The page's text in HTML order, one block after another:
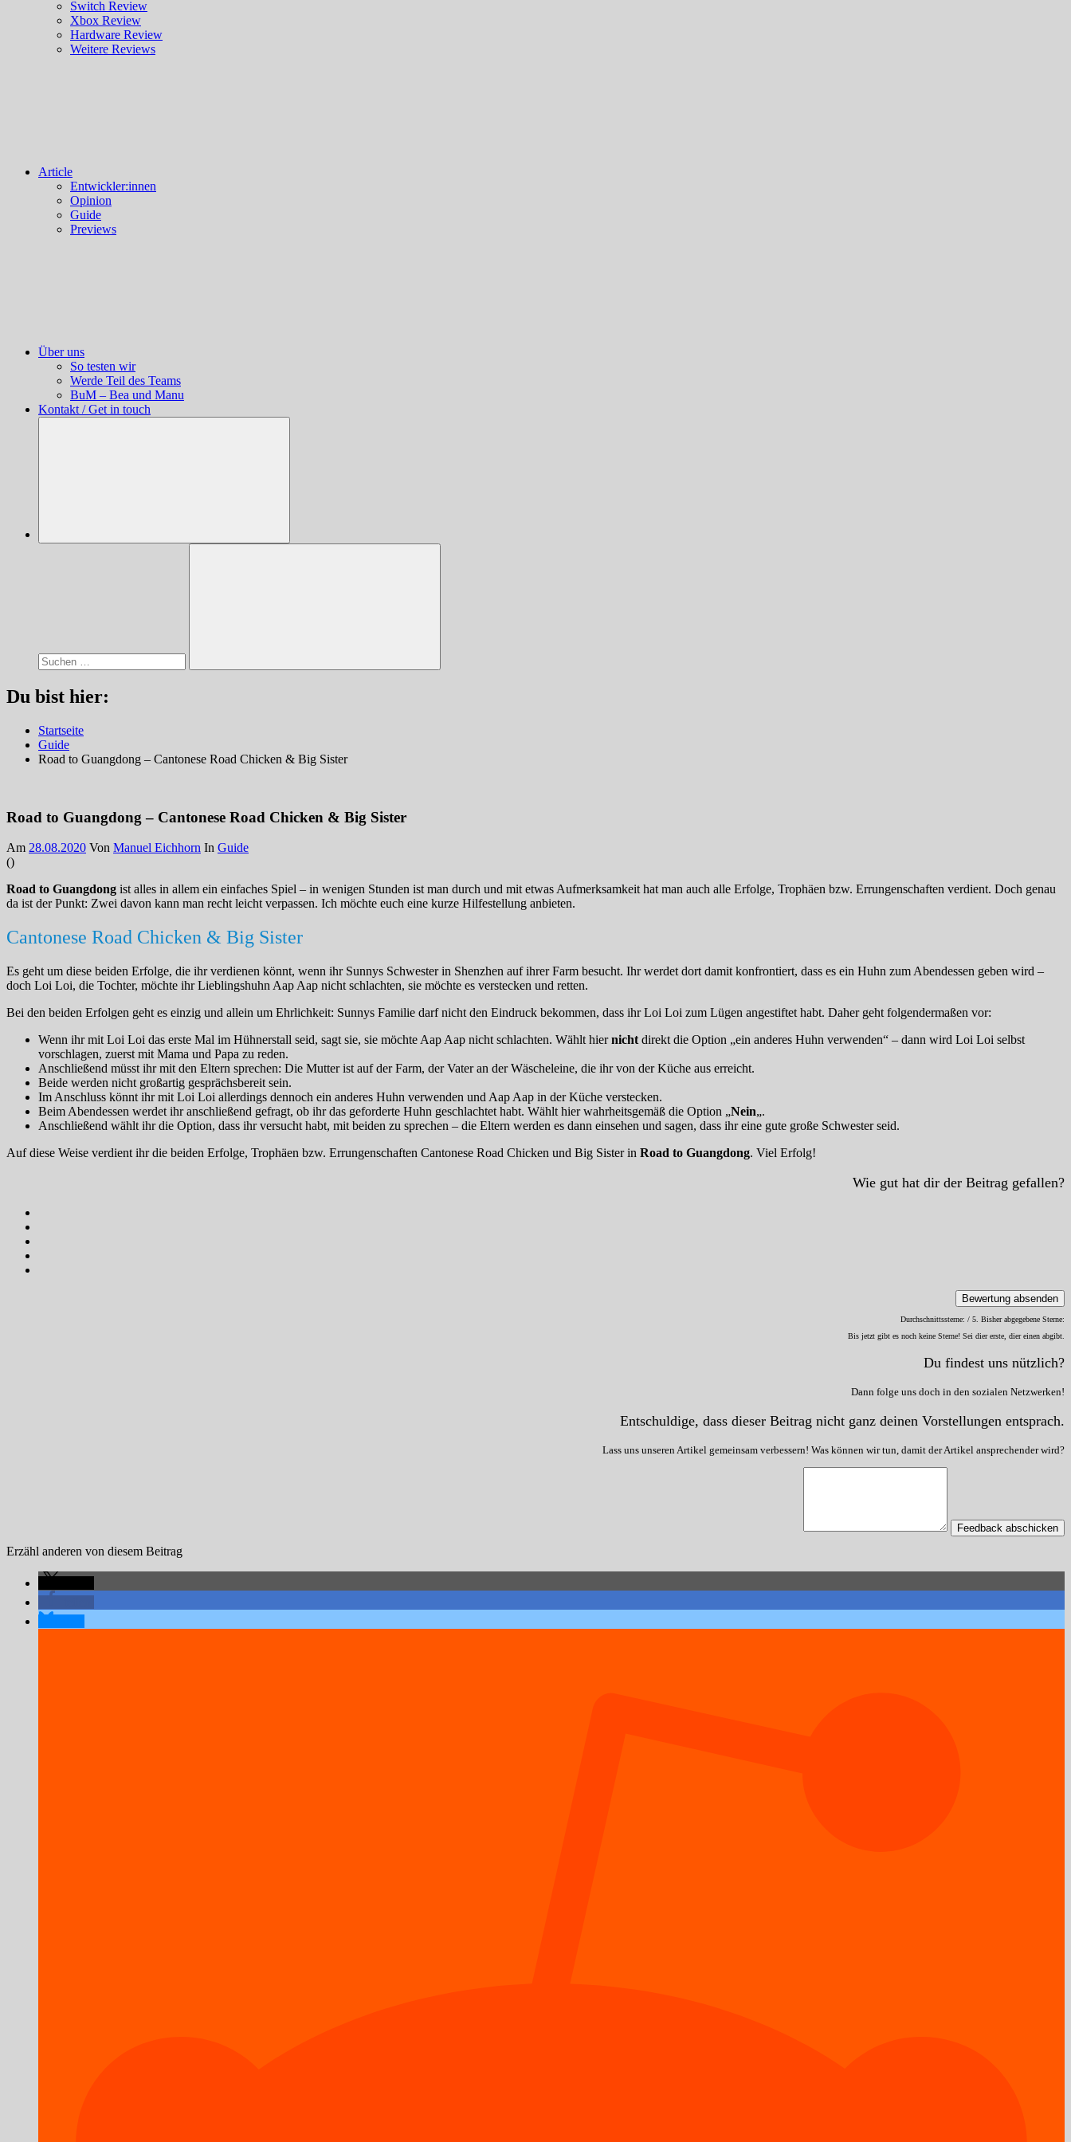
Switch Review
Xbox Review
Hardware Review
Weitere Reviews
Article
Entwickler:innen
Opinion
Guide
Previews
Über uns
So testen wir
Werde Teil des Teams
BuM – Bea und Manu
Kontakt / Get in touch
Suchen
Du bist hier:
Startseite
Guide
Road to Guangdong – Cantonese Road Chicken & Big Sister
Road to Guangdong – Cantonese Road Chicken & Big Sister
Am 28.08.2020 Von Manuel Eichhorn In Guide
()
Road to Guangdong ist alles in allem ein einfaches Spiel – in wenigen Stunden ist man durch und mit etwas Aufmerksamkeit hat man auch alle Erfolge, Trophäen bzw. Errungenschaften verdient. Doch genau
da ist der Punkt: Zwei davon kann man recht leicht verpassen. Ich möchte euch eine kurze Hilfestellung anbieten.
Cantonese Road Chicken & Big Sister
Es geht um diese beiden Erfolge, die ihr verdienen könnt, wenn ihr Sunnys Schwester in Shenzhen auf ihrer Farm besucht. Ihr werdet dort damit konfrontiert, dass es ein Huhn zum Abendessen geben wird –
doch Loi Loi, die Tochter, möchte ihr Lieblingshuhn Aap Aap nicht schlachten, sie möchte es verstecken und retten.
Bei den beiden Erfolgen geht es einzig und allein um Ehrlichkeit: Sunnys Familie darf nicht den Eindruck bekommen, dass ihr Loi Loi zum Lügen angestiftet habt. Daher geht folgendermaßen vor:
Wenn ihr mit Loi Loi das erste Mal im Hühnerstall seid, sagt sie, sie möchte Aap Aap nicht schlachten. Wählt hiernicht direkt die Option „ein anderes Huhn verwenden“ – dann wird Loi Loi selbst
vorschlagen, zuerst mit Mama und Papa zu reden.
Anschließend müsst ihr mit den Eltern sprechen: Die Mutter ist auf der Farm, der Vater an der Wäscheleine, die ihr von der Küche aus erreicht.
Beide werden nicht großartig gesprächsbereit sein.
Im Anschluss könnt ihr mit Loi Loi allerdings dennoch ein anderes Huhn verwenden und Aap Aap in der Küche verstecken.
Beim Abendessen werdet ihr anschließend gefragt, ob ihr das geforderte Huhn geschlachtet habt. Wählt hier wahrheitsgemäß die Option „Nein„.
Anschließend wählt ihr die Option, dass ihr versucht habt, mit beiden zu sprechen – die Eltern werden es dann einsehen und sagen, dass ihr eine gute große Schwester seid.
Auf diese Weise verdient ihr die beiden Erfolge, Trophäen bzw. Errungenschaften Cantonese Road Chicken und Big Sister in Road to Guangdong. Viel Erfolg!
Wie gut hat dir der Beitrag gefallen?
Bewertung absenden
Durchschnittssterne: / 5. Bisher abgegebene Sterne:
Bis jetzt gibt es noch keine Sterne! Sei dier erste, dier einen abgibt.
Du findest uns nützlich?
Dann folge uns doch in den sozialen Netzwerken!
Entschuldige, dass dieser Beitrag nicht ganz deinen Vorstellungen entsprach.
Lass uns unseren Artikel gemeinsam verbessern! Was können wir tun, damit der Artikel ansprechender wird?
Feedback abschicken
Erzähl anderen von diesem Beitrag